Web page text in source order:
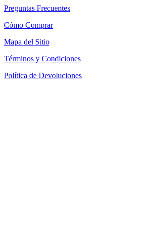
Preguntas Frecuentes
Cómo Comprar
Mapa del Sitio
Términos y Condiciones
Política de Devoluciones